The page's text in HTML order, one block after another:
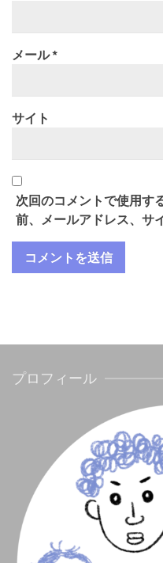
メール*
サイト
次回のコメントで使用す
前、メールアドレス、サ
プロフィール